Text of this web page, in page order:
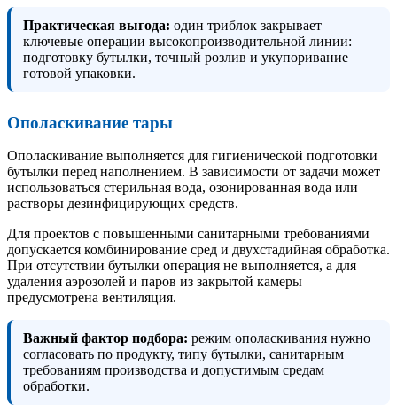
Практическая выгода: один триблок закрывает
ключевые операции высокопроизводительной линии:
подготовку бутылки, точный розлив и укупоривание
готовой упаковки.
Ополаскивание тары
Ополаскивание выполняется для гигиенической подготовки
бутылки перед наполнением. В зависимости от задачи может
использоваться стерильная вода, озонированная вода или
растворы дезинфицирующих средств.
Для проектов с повышенными санитарными требованиями
допускается комбинирование сред и двухстадийная обработка.
При отсутствии бутылки операция не выполняется, а для
удаления аэрозолей и паров из закрытой камеры
предусмотрена вентиляция.
Важный фактор подбора: режим ополаскивания нужно
согласовать по продукту, типу бутылки, санитарным
требованиям производства и допустимым средам
обработки.